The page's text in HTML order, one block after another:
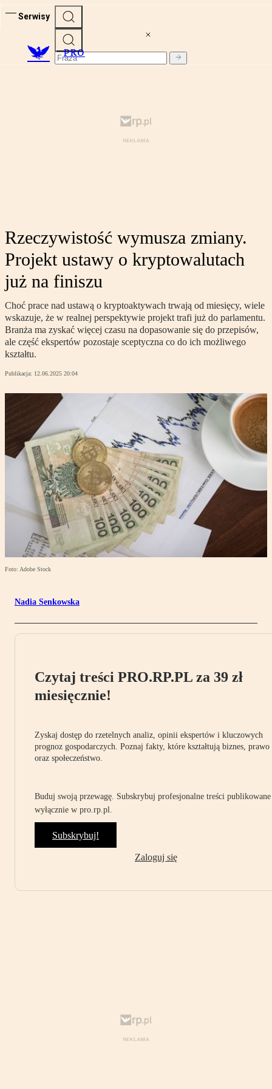
Serwisy
PRO
Rzeczywistość wymusza zmiany.
Projekt ustawy o kryptowalutach
już na finiszu
Choć prace nad ustawą o kryptoaktywach trwają od miesięcy, wiele
wskazuje, że w realnej perspektywie projekt trafi już do parlamentu.
Branża ma zyskać więcej czasu na dopasowanie się do przepisów,
ale część ekspertów pozostaje sceptyczna co do ich możliwego
kształtu.
Publikacja: 12.06.2025 20:04
Foto: Adobe Stock
Nadia Senkowska
Czytaj treści PRO.RP.PL za 39 zł
miesięcznie!
Zyskaj dostęp do rzetelnych analiz, opinii ekspertów i kluczowych
prognoz gospodarczych. Poznaj fakty, które kształtują biznes, prawo
oraz społeczeństwo.
Buduj swoją przewagę. Subskrybuj profesjonalne treści publikowane
wyłącznie w pro.rp.pl.
Subskrybuj!
Zaloguj się